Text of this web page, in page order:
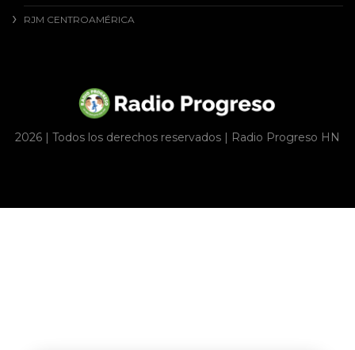
RJM CENTROAMÉRICA
2026 | Todos los derechos reservados | Radio Progreso HN